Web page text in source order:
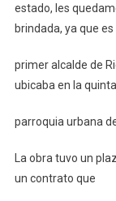
estado, les
brindada, ya que es
primer alcalde de
ubicaba en la quinta
parroquia urbana
La obra tuvo un
un contrato que